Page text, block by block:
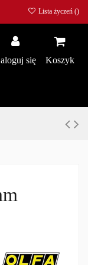
Lista życzeń ()
się Koszyk